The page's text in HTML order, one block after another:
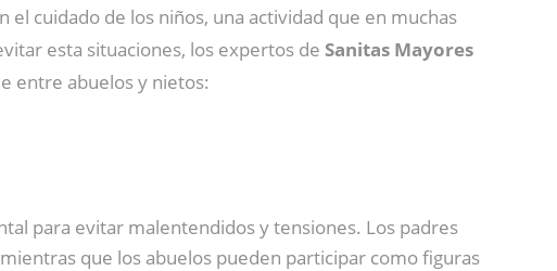
el cuidado de los niños, una actividad que en muchas
esta situaciones, los expertos de Sanitas Mayores
entre abuelos y nietos:
para evitar malentendidos y tensiones. Los padres
que los abuelos pueden participar como figuras